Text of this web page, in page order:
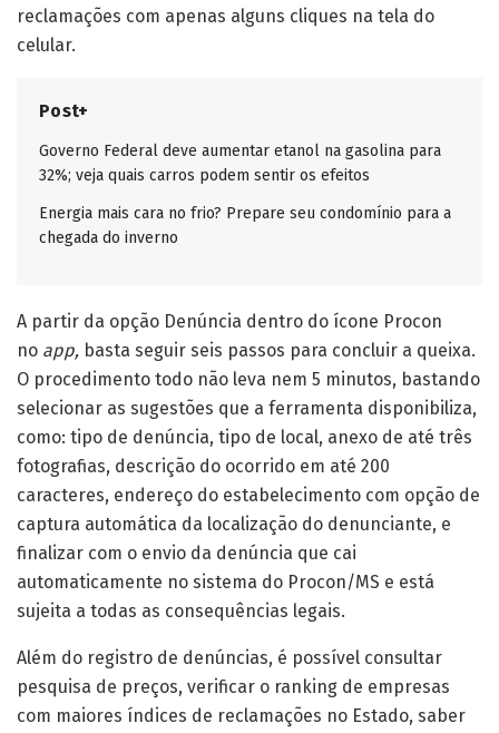
reclamações com apenas alguns cliques na tela do
celular.
Post+
Governo Federal deve aumentar etanol na gasolina para
32%; veja quais carros podem sentir os efeitos
Energia mais cara no frio? Prepare seu condomínio para a
chegada do inverno
A partir da opção Denúncia dentro do ícone Procon
no app, basta seguir seis passos para concluir a queixa.
O procedimento todo não leva nem 5 minutos, bastando
selecionar as sugestões que a ferramenta disponibiliza,
como: tipo de denúncia, tipo de local, anexo de até três
fotografias, descrição do ocorrido em até 200
caracteres, endereço do estabelecimento com opção de
captura automática da localização do denunciante, e
finalizar com o envio da denúncia que cai
automaticamente no sistema do Procon/MS e está
sujeita a todas as consequências legais.
Além do registro de denúncias, é possível consultar
pesquisa de preços, verificar o ranking de empresas
com maiores índices de reclamações no Estado, saber